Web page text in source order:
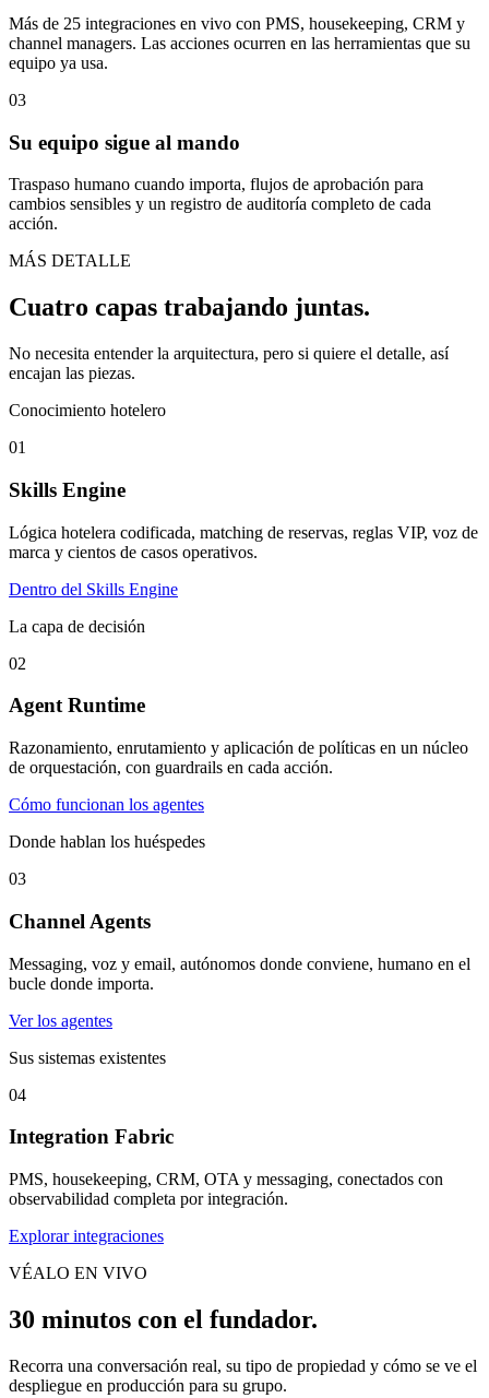
Más de 25 integraciones en vivo con PMS, housekeeping, CRM y
channel managers. Las acciones ocurren en las herramientas que su
equipo ya usa.
03
Su equipo sigue al mando
Traspaso humano cuando importa, flujos de aprobación para
cambios sensibles y un registro de auditoría completo de cada
acción.
MÁS DETALLE
Cuatro capas trabajando juntas.
No necesita entender la arquitectura, pero si quiere el detalle, así
encajan las piezas.
Conocimiento hotelero
01
Skills Engine
Lógica hotelera codificada, matching de reservas, reglas VIP, voz de
marca y cientos de casos operativos.
Dentro del Skills Engine
La capa de decisión
02
Agent Runtime
Razonamiento, enrutamiento y aplicación de políticas en un núcleo
de orquestación, con guardrails en cada acción.
Cómo funcionan los agentes
Donde hablan los huéspedes
03
Channel Agents
Messaging, voz y email, autónomos donde conviene, humano en el
bucle donde importa.
Ver los agentes
Sus sistemas existentes
04
Integration Fabric
PMS, housekeeping, CRM, OTA y messaging, conectados con
observabilidad completa por integración.
Explorar integraciones
VÉALO EN VIVO
30 minutos con el fundador.
Recorra una conversación real, su tipo de propiedad y cómo se ve el
despliegue en producción para su grupo.